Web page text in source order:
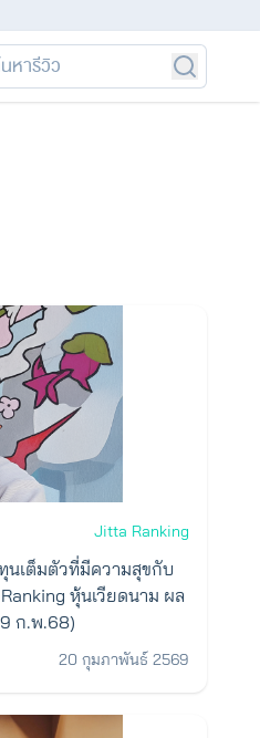
Jitta Ranking
เต็มตัวที่มีความสุขกับ
หุ้นเวียดนาม ผล
ก.พ.68)
20 กุมภาพันธ์ 2569